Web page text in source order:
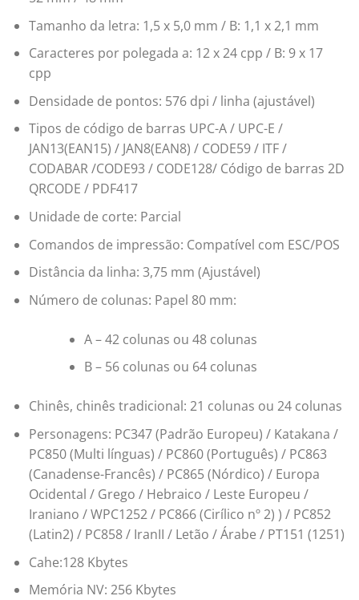
Tamanho da letra: 1,5 x 5,0 mm / B: 1,1 x 2,1 mm
Caracteres por polegada a: 12 x 24 cpp / B: 9 x 17
cpp
Densidade de pontos: 576 dpi / linha (ajustável)
Tipos de código de barras UPC-A / UPC-E /
JAN13(EAN15) / JAN8(EAN8) / CODE59 / ITF /
CODABAR /CODE93 / CODE128/ Código de barras 2D
QRCODE / PDF417
Unidade de corte: Parcial
Comandos de impressão: Compatível com ESC/POS
Distância da linha: 3,75 mm (Ajustável)
Número de colunas: Papel 80 mm:
A – 42 colunas ou 48 colunas
B – 56 colunas ou 64 colunas
Chinês, chinês tradicional: 21 colunas ou 24 colunas
Personagens: PC347 (Padrão Europeu) / Katakana /
PC850 (Multi línguas) / PC860 (Português) / PC863
(Canadense-Francês) / PC865 (Nórdico) / Europa
Ocidental / Grego / Hebraico / Leste Europeu /
Iraniano / WPC1252 / PC866 (Cirílico nº 2) ) / PC852
(Latin2) / PC858 / IranII / Letão / Árabe / PT151 (1251)
Cahe:128 Kbytes
Memória NV: 256 Kbytes